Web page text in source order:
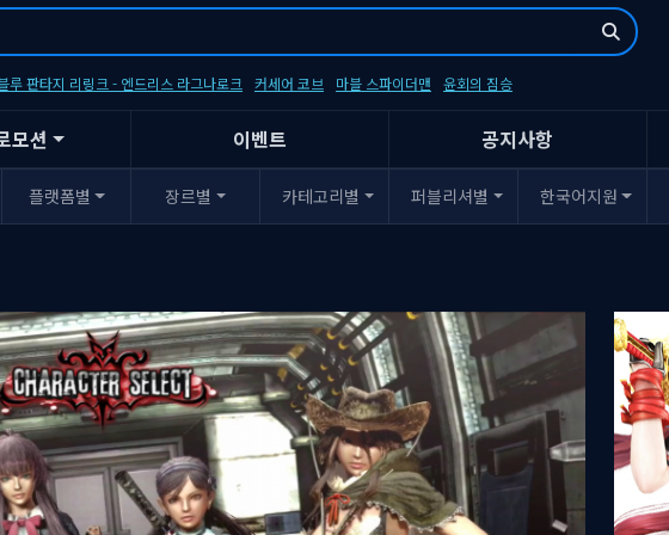
루 판타지 리링크 - 엔드리스 라그나로크 커세어 코브 마블 스파이더맨 윤회의 짐승
모션 이벤트 공지사항
플랫폼별 장르별 카테고리별 퍼블리셔별 한국어지원